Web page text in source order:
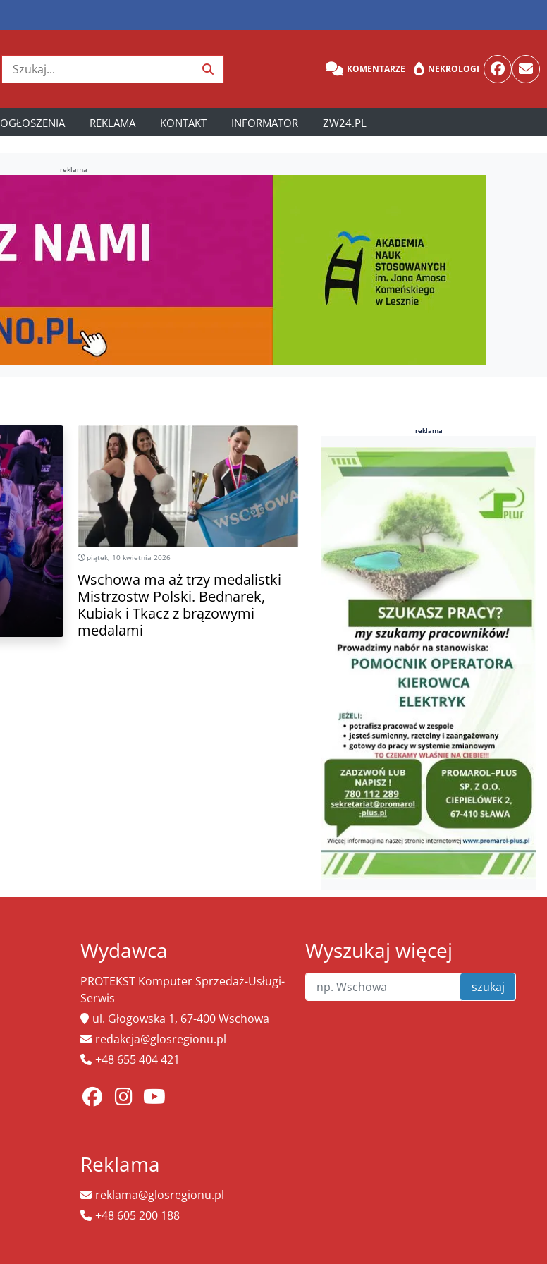
KOMENTARZE NEKROLOGI
OGŁOSZENIA REKLAMA KONTAKT INFORMATOR ZW24.PL
reklama
piątek, 10 kwietnia 2026
Wschowa ma aż trzy medalistki
Mistrzostw Polski. Bednarek,
Kubiak i Tkacz z brązowymi
medalami
reklama
reklama
Wydawca
PROTEKST Komputer Sprzedaż-Usługi-
Serwis
ul. Głogowska 1, 67-400 Wschowa
redakcja@glosregionu.pl
+48 655 404 421
Reklama
reklama@glosregionu.pl
+48 605 200 188
Wyszukaj więcej
szukaj